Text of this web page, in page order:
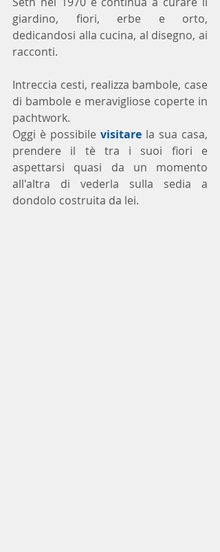
giardino, fiori, erbe e orto,
dedicandosi alla cucina, al disegno, ai
racconti.
Intreccia cesti, realizza bambole, case
di bambole e meravigliose coperte in
pachtwork.
Oggi è possibile visitare la sua casa,
prendere il tè tra i suoi fiori e
aspettarsi quasi da un momento
all'altra di vederla sulla sedia a
dondolo costruita da lei.